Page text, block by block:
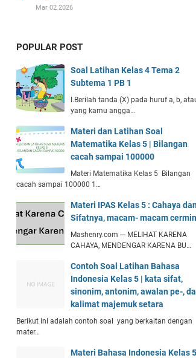
Mar 02 2026
POPULAR POST
Soal Latihan Kelas 4 Tema 2
Subtema 1 PB 1
I.Berilah tanda (X) pada huruf a, b,
yang kamu angga…
Materi dan Latihan Soal
Matematika Kelas 5 | Bilangan
cacah sampai 100000
Materi Matematika Kelas 5 Bilangan
cacah sampai 100000 1…
Materi IPAS Kelas 5 : Cahaya
Sifatnya, macam- macam cermin
Mashenry.com --- MELIHAT KARENA
CAHAYA, MENDENGAR KARENA BU…
Contoh Soal Latihan Bahasa
Indonesia Kelas 5 | kata sifat,
sinonim, antonim, awalan pe-,
kalimat majemuk setara
Berikut ini adalah contoh soal yang berkaitan dengan
mater…
Materi Bahasa Indonesia Kelas